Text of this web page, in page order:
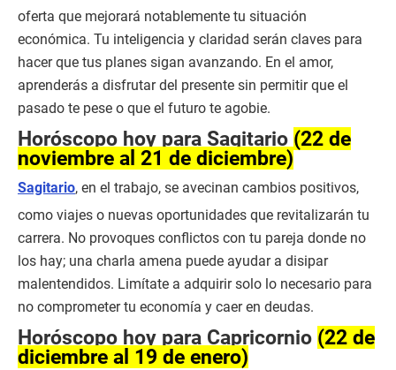
oferta que mejorará notablemente tu situación
económica. Tu inteligencia y claridad serán claves para
hacer que tus planes sigan avanzando. En el amor,
aprenderás a disfrutar del presente sin permitir que el
pasado te pese o que el futuro te agobie.
Horóscopo hoy para Sagitario (22 de
noviembre al 21 de diciembre)
Sagitario, en el trabajo, se avecinan cambios positivos,
como viajes o nuevas oportunidades que revitalizarán tu
carrera. No provoques conflictos con tu pareja donde no
los hay; una charla amena puede ayudar a disipar
malentendidos. Limítate a adquirir solo lo necesario para
no comprometer tu economía y caer en deudas.
Horóscopo hoy para Capricornio (22 de
diciembre al 19 de enero)